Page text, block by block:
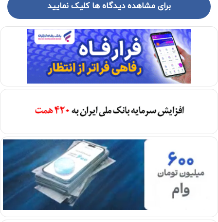
برای مشاهده دیدگاه ها کلیک نمایید